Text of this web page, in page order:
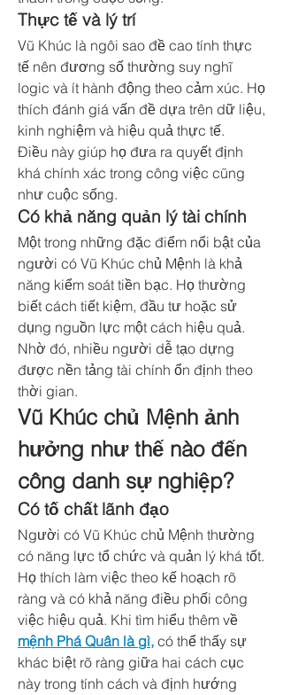
Thực tế và lý trí
Vũ Khúc là ngôi sao đề cao tính thực
tế nên đương số thường suy nghĩ
logic và ít hành động theo cảm xúc. Họ
thích đánh giá vấn đề dựa trên dữ liệu,
kinh nghiệm và hiệu quả thực tế.
Điều này giúp họ đưa ra quyết định
khá chính xác trong công việc cũng
như cuộc sống.
Có khả năng quản lý tài chính
Một trong những đặc điểm nổi bật của
người có Vũ Khúc chủ Mệnh là khả
năng kiểm soát tiền bạc. Họ thường
biết cách tiết kiệm, đầu tư hoặc sử
dụng nguồn lực một cách hiệu quả.
Nhờ đó, nhiều người dễ tạo dựng
được nền tảng tài chính ổn định theo
thời gian.
Vũ Khúc chủ Mệnh ảnh
hưởng như thế nào đến
công danh sự nghiệp?
Có tố chất lãnh đạo
Người có Vũ Khúc chủ Mệnh thường
có năng lực tổ chức và quản lý khá tốt.
Họ thích làm việc theo kế hoạch rõ
ràng và có khả năng điều phối công
mệnh Phá Quân là gì, có thể thấy sự
khác biệt rõ ràng giữa hai cách cục
này trong tính cách và định hướng